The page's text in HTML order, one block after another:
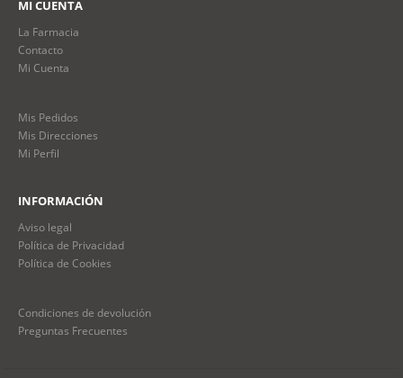
MI CUENTA
La Farmacia
Contacto
Mi Cuenta
Mis Pedidos
Mis Direcciones
Mi Perfil
INFORMACIÓN
Aviso legal
Política de Privacidad
Política de Cookies
Condiciones de devolución
Preguntas Frecuentes